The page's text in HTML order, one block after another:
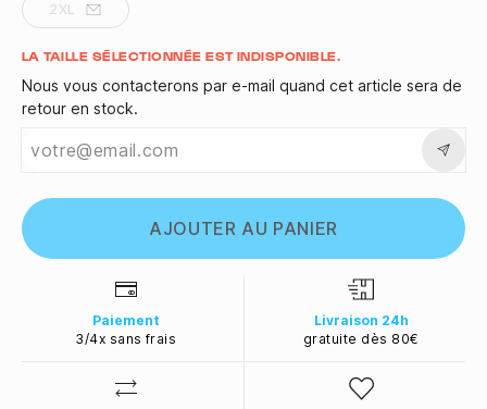
2XL
Quantité
LA TAILLE SÉLECTIONNÉE EST INDISPONIBLE.
Nous vous contacterons par e-mail quand cet article sera de
retour en stock.
AJOUTER AU PANIER
Paiement
3/4x sans frais
Livraison 24h
gratuite dès 80€